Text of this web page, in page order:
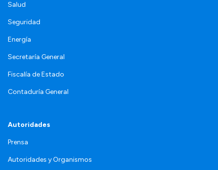
Salud
Seguridad
Energía
Secretaría General
Fiscalía de Estado
Contaduría General
Autoridades
Prensa
Autoridades y Organismos